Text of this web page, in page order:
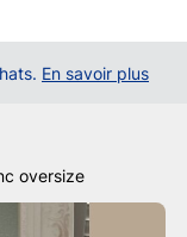
En savoir plus
oversize